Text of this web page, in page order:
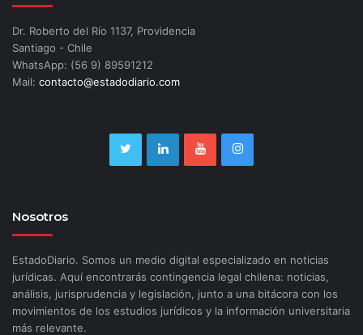
Dr. Roberto del Río 1137, Providencia
Santiago - Chile
WhatsApp: (56 9) 89591212
Mail: contacto@estadodiario.com
Nosotros
EstadoDiario. Somos un medio digital especializado en noticias
jurídicas. Aquí encontrarás contingencia legal chilena: noticias,
análisis, jurisprudencia y legislación, junto a una bitácora con los
movimientos de los estudios jurídicos y la información universitaria
más relevante.